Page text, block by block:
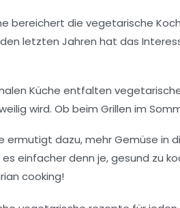
bereichert die vegetarische
den letzten Jahren hat das
Küche entfalten vegetarische
wird. Ob beim Grillen im
ermutigt dazu,mehr Gemüse in
einfacher denn je, gesund zu
cooking!